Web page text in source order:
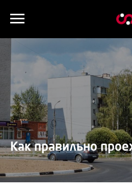
Как правильно